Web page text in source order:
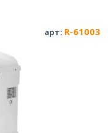
арт: R-61003